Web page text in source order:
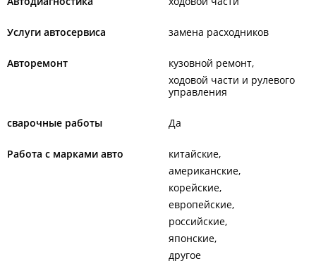
Услуги автосервиса замена расходников
Авторемонт
кузовной ремонт
ходовой части и рулевого
управления
сварочные работы Да
Работа с марками авто
китайские
американские
корейские
европейские
российские
японские
другое